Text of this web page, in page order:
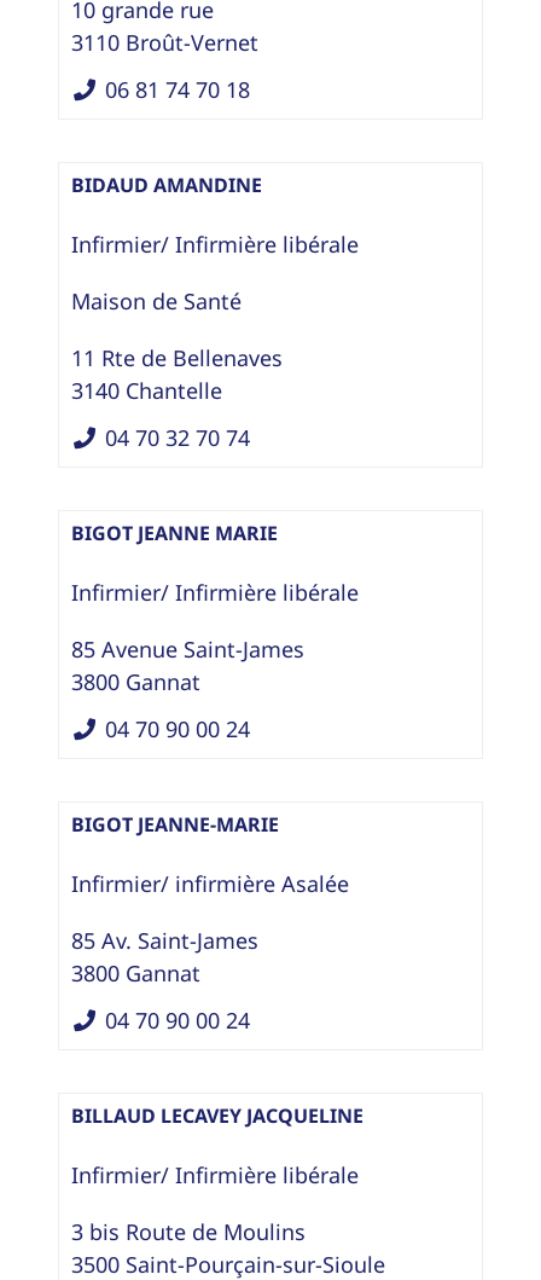
10 grande rue
3110 Broût-Vernet
06 81 74 70 18
BIDAUD AMANDINE
Infirmier/ Infirmière libérale
Maison de Santé
11 Rte de Bellenaves
3140 Chantelle
04 70 32 70 74
BIGOT JEANNE MARIE
Infirmier/ Infirmière libérale
85 Avenue Saint-James
3800 Gannat
04 70 90 00 24
BIGOT JEANNE-MARIE
Infirmier/ infirmière Asalée
85 Av. Saint-James
3800 Gannat
04 70 90 00 24
BILLAUD LECAVEY JACQUELINE
Infirmier/ Infirmière libérale
3 bis Route de Moulins
3500 Saint-Pourçain-sur-Sioule